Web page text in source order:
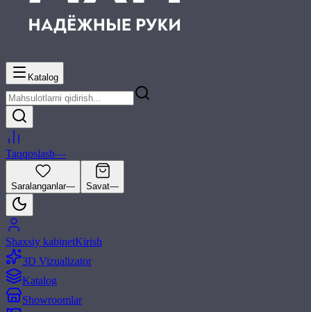
Katalog
Taqqoslash—
Saralanganlar— Savat—
Shaxsiy kabinetKirish
3D Vizualizator
Katalog
Showroomlar